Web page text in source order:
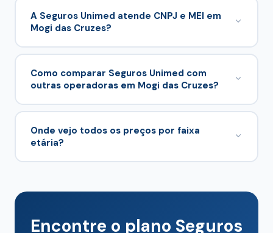
5 hospitais em Mogi das Cruzes e região.
Consulte os prestadores no cotador ou entre em
contato com a Suely Corretora.
A Seguros Unimed atende CNPJ e MEI em
Mogi das Cruzes?
Simulação e proposta podem ser feitas no
cotador desta páginacom suporte daSuely
Corretora.
Como comparar Seguros Unimed com
outras operadoras em Mogi das Cruzes?
Compare comAmilePorto Seguro Saúdeno
pilarMogi das Cruzes.
Onde vejo todos os preços por faixa
etária?
Encontre o plano Seguros